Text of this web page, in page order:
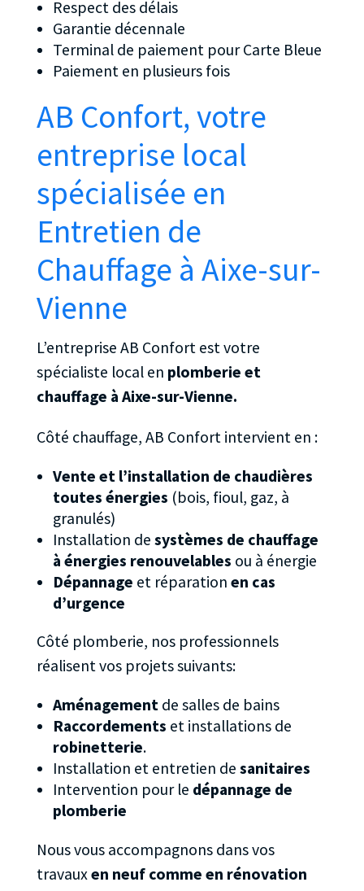
Respect des délais
Garantie décennale
Terminal de paiement pour Carte Bleue
Paiement en plusieurs fois
AB Confort, votre
entreprise local
spécialisée en
Entretien de
Chauffage à Aixe-sur-
Vienne
L’entreprise AB Confort est votre
spécialiste local en plomberie et
chauffage à Aixe-sur-Vienne.
Côté chauffage, AB Confort intervient en :
Vente et l’installation de chaudières
toutes énergies (bois, fioul, gaz, à
granulés)
Installation de systèmes de chauffage
à énergies renouvelables ou à énergie
Dépannage et réparation en cas
d’urgence
Côté plomberie, nos professionnels
réalisent vos projets suivants:
Aménagementde salles de bains
Raccordements et installations de
robinetterie.
Installation et entretien de sanitaires
Intervention pour le dépannage de
plomberie
Nous vous accompagnons dans vos
travauxen neuf comme en rénovation